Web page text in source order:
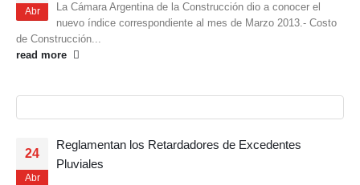
Abr
La Cámara Argentina de la Construcción dio a conocer el
nuevo índice correspondiente al mes de Marzo 2013.- Costo
de Construcción...
read more
24
Abr
Reglamentan los Retardadores de Excedentes
Pluviales